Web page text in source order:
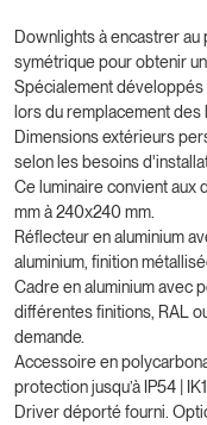
Downlights à encastrer
symétrique pour obtenir
Spécialement
lors du remplacement des
Dimensions extérieurs
selon les besoins
Ce luminaire convient aux
mm à 240x240 mm.
Réflecteur en aluminium
aluminium, finition
Cadre en aluminium avec
différentes finitions, RAL
demande.
Accessoire en
protection jusqu’à IP54 |
Driver déporté fourni.